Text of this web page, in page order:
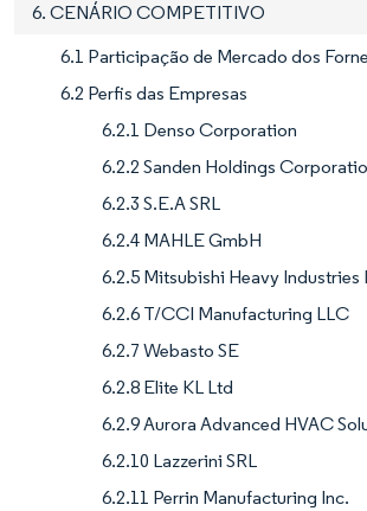
6. CENÁRIO COMPETITIVO
6.1 Participação de Mercado dos
6.2 Perfis das Empresas
6.2.1 Denso Corporation
6.2.2 Sanden Holdings
6.2.3 S.E.A SRL
6.2.4 MAHLE GmbH
6.2.5 Mitsubishi Heavy Industries
6.2.6 T/CCI Manufacturing LLC
6.2.7 Webasto SE
6.2.8 Elite KL Ltd
6.2.9 Aurora Advanced HVAC
6.2.10 Lazzerini SRL
6.2.11 Perrin Manufacturing Inc.